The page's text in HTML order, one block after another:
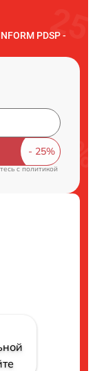
PDSP -
cполитикой